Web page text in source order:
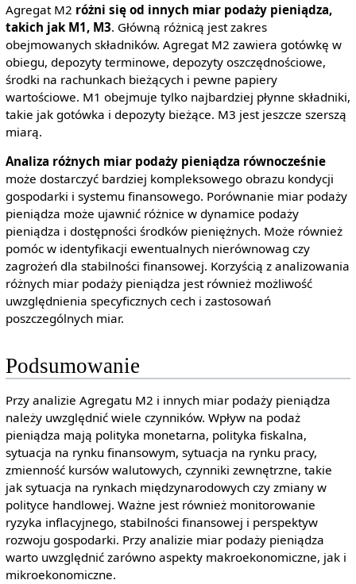
Agregat M2 różni się od innych miar podaży pieniądza,
takich jak M1, M3. Główną różnicą jest zakres
obejmowanych składników. Agregat M2 zawiera gotówkę w
obiegu, depozyty terminowe, depozyty oszczędnościowe,
środki na rachunkach bieżących i pewne papiery
wartościowe. M1 obejmuje tylko najbardziej płynne składniki,
takie jak gotówka i depozyty bieżące. M3 jest jeszcze szerszą
miarą.
Analiza różnych miar podaży pieniądza równocześnie
może dostarczyć bardziej kompleksowego obrazu kondycji
gospodarki i systemu finansowego. Porównanie miar podaży
pieniądza może ujawnić różnice w dynamice podaży
pieniądza i dostępności środków pieniężnych. Może również
pomóc w identyfikacji ewentualnych nierównowag czy
zagrożeń dla stabilności finansowej. Korzyścią z analizowania
różnych miar podaży pieniądza jest również możliwość
uwzględnienia specyficznych cech i zastosowań
poszczególnych miar.
Podsumowanie
Przy analizie Agregatu M2 i innych miar podaży pieniądza
należy uwzględnić wiele czynników. Wpływ na podaż
pieniądza mają polityka monetarna, polityka fiskalna,
sytuacja na rynku finansowym, sytuacja na rynku pracy,
zmienność kursów walutowych, czynniki zewnętrzne, takie
jak sytuacja na rynkach międzynarodowych czy zmiany w
polityce handlowej. Ważne jest również monitorowanie
ryzyka inflacyjnego, stabilności finansowej i perspektyw
rozwoju gospodarki. Przy analizie miar podaży pieniądza
warto uwzględnić zarówno aspekty makroekonomiczne, jak i
mikroekonomiczne.